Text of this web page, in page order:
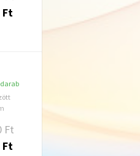
Ft
Ft
Ft